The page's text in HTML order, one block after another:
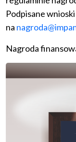
Podpisane
na
Nagroda